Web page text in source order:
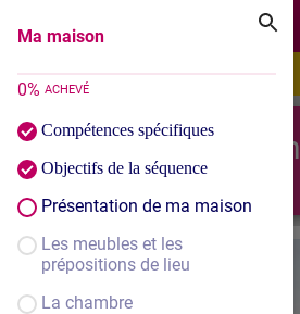
Ma maison
0% ACHEVÉ
Compétences spécifiques
Objectifs de la séquence
Présentation de ma maison
Les meubles et les
prépositions de lieu
La chambre
Ma maison
Ma maison